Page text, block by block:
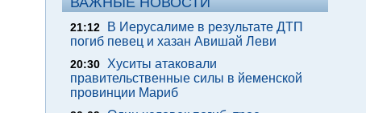
21:12
В Иерусалиме в результате ДТП
погиб певец и хазан Авишай Леви
20:30
Хуситы атаковали
правительственные силы в йеменской
провинции Мариб